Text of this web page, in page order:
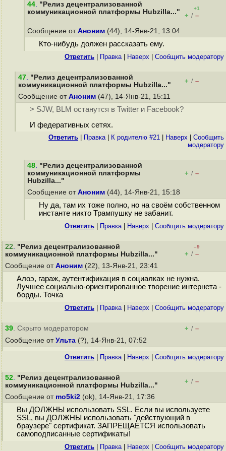
44. "Релиз децентрализованной
коммуникационной платформы Hubzilla..."
+1
+ / –
Сообщение от Аноним (44), 14-Янв-21, 13:04
Кто-нибудь должен рассказать ему.
Ответить Правка| Наверх Cообщить модератору
47. "Релиз децентрализованной
коммуникационной платформы Hubzilla..."
+ / –
Сообщение от Аноним (47), 14-Янв-21, 15:11
> SJW, BLM останутся в Twitter и Facebook?
И федеративных сетях.
Ответить Правка| К родителю #21 Наверх
Cообщить
модератору
48. "Релиз децентрализованной
коммуникационной платформы
Hubzilla..."
+ / –
Сообщение от Аноним (44), 14-Янв-21, 15:18
Ну да, там их тоже полно, но на своём собственном
инстанте никто Трампушку не забанит.
Ответить Правка| Наверх Cообщить модератору
22. "Релиз децентрализованной
коммуникационной платформы Hubzilla..."
–9
+ / –
Сообщение от Аноним (22), 13-Янв-21, 23:41
Алоэ, гараж, аутентификация в социалках не нужна.
Лучшее социально-ориентированное творение интернета -
борды. Точка
Ответить Правка| Наверх Cообщить модератору
39. Скрыто модератором + / –
Сообщение от Ульта (?), 14-Янв-21, 07:52
Ответить Правка| Наверх Cообщить модератору
52. "Релиз децентрализованной
коммуникационной платформы Hubzilla..."
+ / –
Сообщение от mo5ki2 (ok), 14-Янв-21, 17:36
Вы ДОЛЖНЫ использовать SSL. Если вы используете
SSL, вы ДОЛЖНЫ использовать "действующий в
браузере" сертификат. ЗАПРЕЩАЕТСЯ использовать
самоподписанные сертификаты!
Ответить Правка| Наверх Cообщить модератору